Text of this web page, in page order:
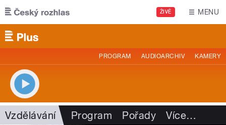
Přejít k hlavnímu obsahu
ŽIVĚ MENU
PROGRAM AUDIOARCHIV KAMERY
Vzdělávání Program Pořady Více…